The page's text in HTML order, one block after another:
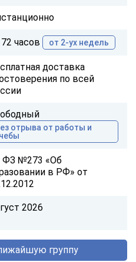
часов от 2-ух недель
доставка
по всей
отрыва от работы и
ФЗ №273 «Об
в РФ» от
2026
группу